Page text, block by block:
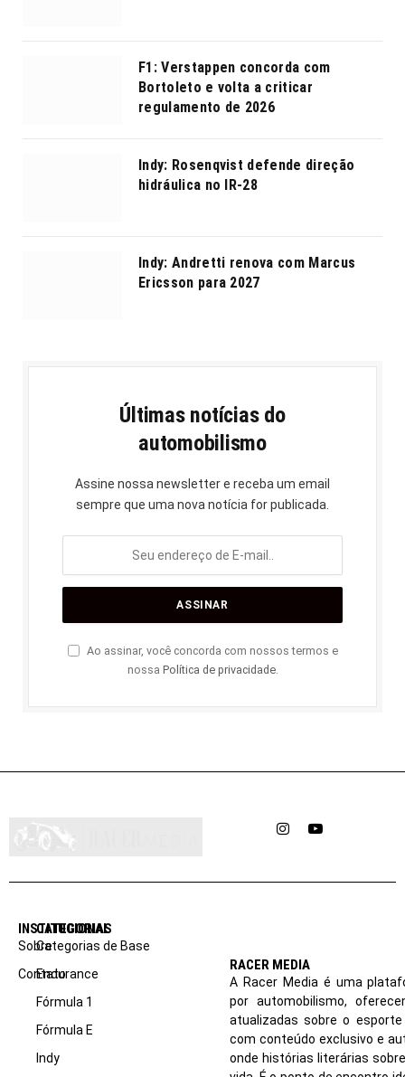
F1: Verstappen concorda com
Bortoleto e volta a criticar
regulamento de 2026
Indy: Rosenqvist defende direção
hidráulica no IR-28
Indy: Andretti renova com Marcus
Ericsson para 2027
Últimas notícias do
automobilismo
Assine nossa newsletter e receba um email
sempre que uma nova notícia for publicada.
Ao assinar, você concorda com nossos termos e
nossa Política de privacidade.
InstagramYouTube
INSTITUCIONAL
Sobre
Contato
CATEGORIAS
Categorias de Base
Endurance
Fórmula 1
Fórmula E
Indy
RACER MEDIA
A Racer Media é uma
por automobilismo,
atualizadas sobre o
com conteúdo exclusivo e
onde histórias literárias